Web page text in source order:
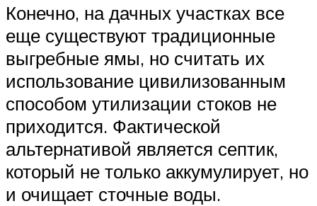
Конечно, на дачных участках все
еще существуют традиционные
выгребные ямы, но считать их
использование цивилизованным
способом утилизации стоков не
приходится. Фактической
альтернативой является септик,
который не только аккумулирует, но
и очищает сточные воды.